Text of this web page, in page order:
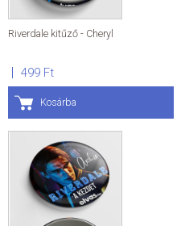
Riverdale kitűző - Cheryl
499 Ft
Kosárba